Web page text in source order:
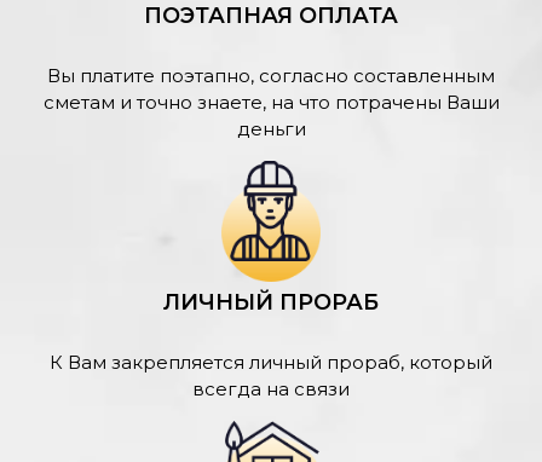
ПОЭТАПНАЯ ОПЛАТА
Вы платите поэтапно, согласно составленным
сметам и точно знаете, на что потрачены Ваши
деньги
ЛИЧНЫЙ ПРОРАБ
К Вам закрепляется личный прораб, который
всегда на связи